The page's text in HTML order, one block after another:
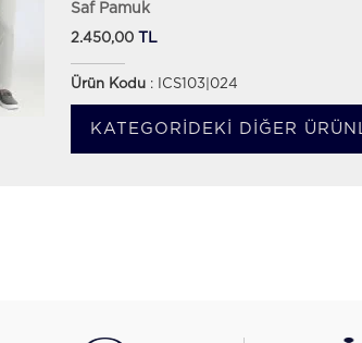
Saf Pamuk
2.450,00 TL
Ürün Kodu : ICS103|024
KATEGORIDEKI DIĞER